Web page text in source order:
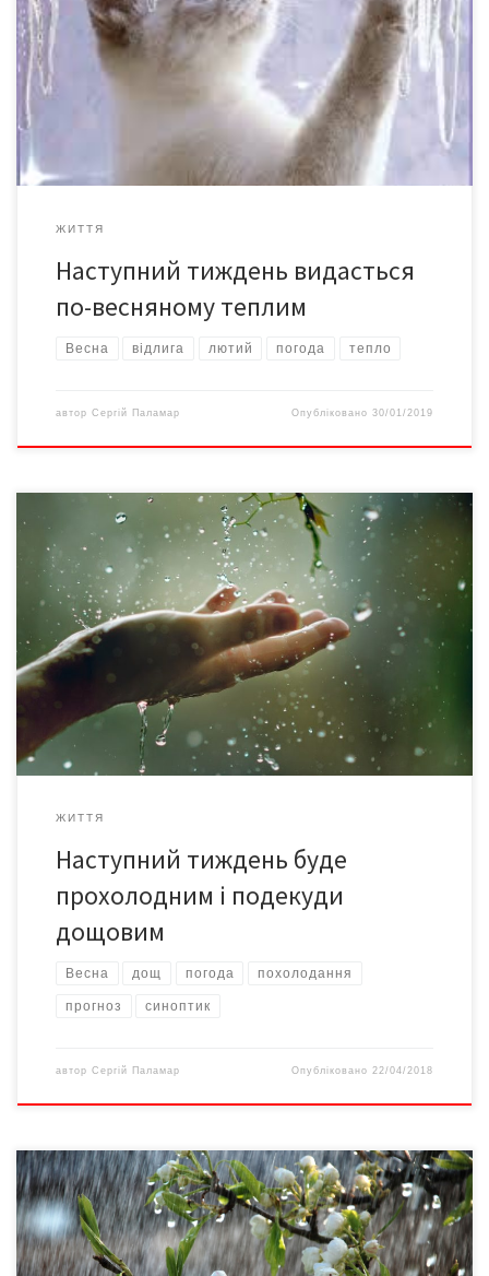
– навіть вночі у більшості областей буде плюсова
температура. Вже у четвер, 31 січня, в Україні закінчаться сніг
та дощі. На сході, заході та у центрі тепература 0+2 градуси
вдень та не нижче -4 градусів вночі. На півдні буде ще тепліше
+6-9 […]
ЖИТТЯ
Наступний тиждень видасться
по-весняному теплим
Весна відлига лютий погода тепло
автор Сергій Паламар Опубліковано30/01/2019
В Україну прийшло похолодання разом із повітряними масами з
північного сходу. Про це на сторінці у Facebook повідомила
синоптик Наталка Діденко. «22 квітня зона холоду з північного
сходу – там навіть видно сніг! – війне й на нас зниженням
температури повітря. Черговим», – зазначила вона. За
словами Діденко, у неділю […]
ЖИТТЯ
Наступний тиждень буде
прохолодним і подекуди
дощовим
Весна дощ погода похолодання
прогноз синоптик
автор Сергій Паламар Опубліковано 22/04/2018
Похолодання та дощі прийдуть в Україну з четверга Про це
повідомляє УНІАН. У понеділок в Україні без опадів. На півночі